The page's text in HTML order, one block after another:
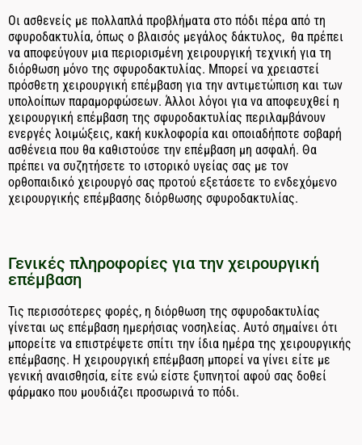
Οι ασθενείς με πολλαπλά προβλήματα στο πόδι πέρα από τη
σφυροδακτυλία, όπως ο βλαισός μεγάλος δάκτυλος, θα πρέπει
να αποφεύγουν μια περιορισμένη χειρουργική τεχνική για τη
διόρθωση μόνο της σφυροδακτυλίας. Μπορεί να χρειαστεί
πρόσθετη χειρουργική επέμβαση για την αντιμετώπιση και των
υπολοίπων παραμορφώσεων. Άλλοι λόγοι για να αποφευχθεί η
χειρουργική επέμβαση της σφυροδακτυλίας περιλαμβάνουν
ενεργές λοιμώξεις, κακή κυκλοφορία και οποιαδήποτε σοβαρή
ασθένεια που θα καθιστούσε την επέμβαση μη ασφαλή. Θα
πρέπει να συζητήσετε το ιστορικό υγείας σας με τον
ορθοπαιδικό χειρουργό σας προτού εξετάσετε το ενδεχόμενο
χειρουργικής επέμβασης διόρθωσης σφυροδακτυλίας.
Γενικές πληροφορίες για την χειρουργική
επέμβαση
Τις περισσότερες φορές, η διόρθωση της σφυροδακτυλίας
γίνεται ως επέμβαση ημερήσιας νοσηλείας. Αυτό σημαίνει ότι
μπορείτε να επιστρέψετε σπίτι την ίδια ημέρα της χειρουργικής
επέμβασης. Η χειρουργική επέμβαση μπορεί να γίνει είτε με
γενική αναισθησία, είτε ενώ είστε ξυπνητοί αφού σας δοθεί
φάρμακο που μουδιάζει προσωρινά το πόδι.